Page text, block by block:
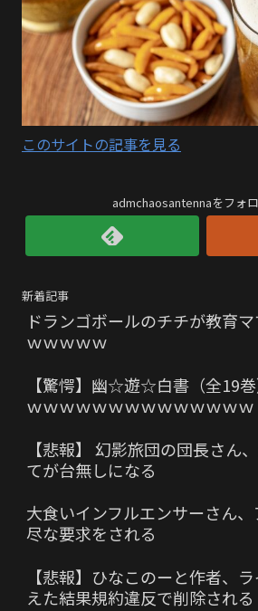
このサイトの記事を見る
admchaosantennaをフォ
新着記事
ドランゴボールのチチが教育
ｗｗｗｗｗ
【驚愕】幽☆遊☆白書（全19
ｗｗｗｗｗｗｗｗｗｗｗｗｗｗ
【悲報】 幻影旅団の団長さん
てが台無しになる
大食いインフルエンサーさん
尽な要求をされる
【悲報】ひなこのーと作者、
えた結果規約違反で削除される